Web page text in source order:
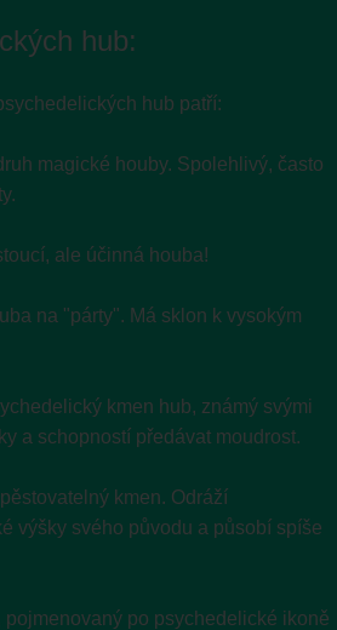
hub:
hub patří:
magické houby. Spolehlivý, často
ale účinná houba!
na "párty". Má sklon k vysokým
kmen hub, známý svými
a schopností předávat moudrost.
kmen. Odráží
výšky svého původu a působí spíše
pojmenovaný po psychedelické ikoně